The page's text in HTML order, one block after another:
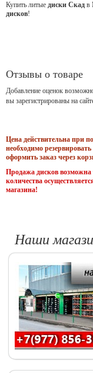
Купить литые диски Скад в
дисков!
Отзывы о товаре
Добавление оценок
вы зарегистрированы на
Цена действительна при
необходимо
оформить заказ через
Продажа дисков
количества
магазина!
Наши